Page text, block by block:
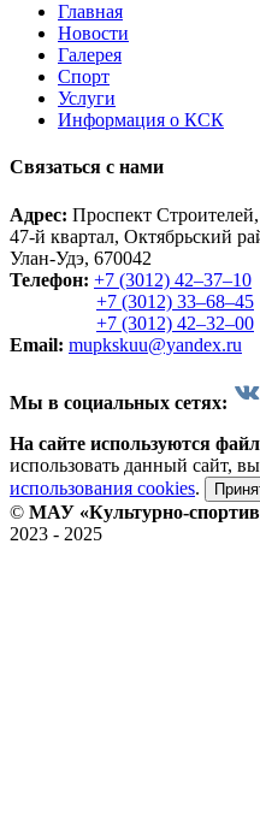
Главная
Новости
Галерея
Спорт
Услуги
Информация о КСК
Связаться с нами
Адрес: Проспект
47-й квартал, Октябрьский
Улан-Удэ, 670042
Телефон: +7 (3012) 42‒37‒10
+7 (3012) 33‒68‒45
+7 (3012) 42‒32‒00
Email: mupkskuu@yandex.ru
Мы в социальных сетях:
На сайте используются
использовать данный сайт,
использования cookies.
© МАУ «Культурно-
2023 - 2025